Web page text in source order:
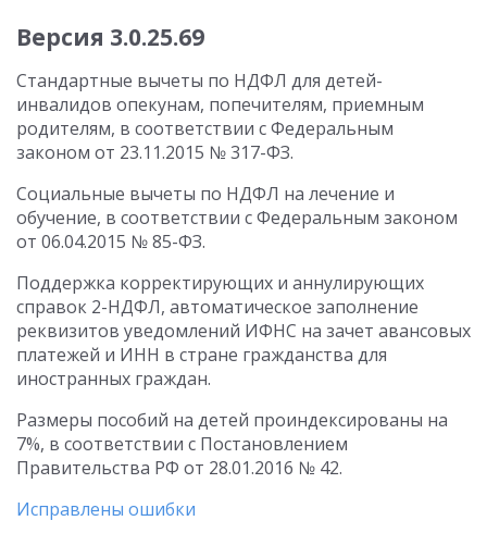
Версия 3.0.25.69
Стандартные вычеты по НДФЛ для детей-
инвалидов опекунам, попечителям, приемным
родителям, в соответствии с Федеральным
законом от 23.11.2015 № 317-ФЗ.
Социальные вычеты по НДФЛ на лечение и
обучение, в соответствии с Федеральным законом
от 06.04.2015 № 85-ФЗ.
Поддержка корректирующих и аннулирующих
справок 2-НДФЛ, автоматическое заполнение
реквизитов уведомлений ИФНС на зачет авансовых
платежей и ИНН в стране гражданства для
иностранных граждан.
Размеры пособий на детей проиндексированы на
7%, в соответствии с Постановлением
Правительства РФ от 28.01.2016 № 42.
Исправлены ошибки